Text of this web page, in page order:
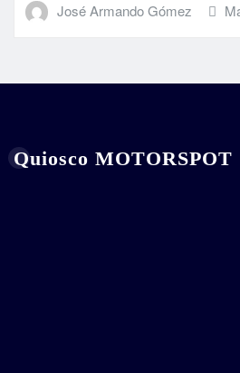
José Armando Gómez
Quiosco MOTORSPOT